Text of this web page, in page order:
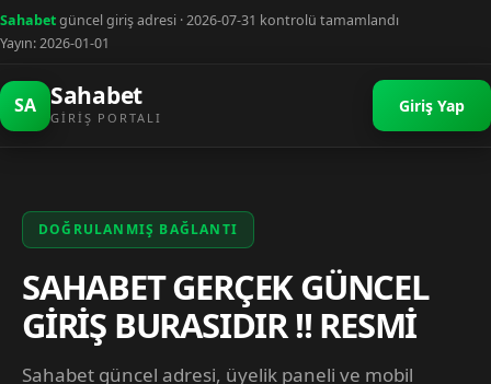
Sahabetgüncel giriş adresi · 2026-07-31 kontrolü tamamlandı
Yayın: 2026-01-01
SA Sahabet
GIRIŞ PORTALI
Giriş Yap
DOĞRULANMIŞ BAĞLANTI
SAHABET GERÇEK GÜNCEL
GİRİŞ BURASIDIR !! RESMİ
Sahabet güncel adresi, üyelik paneli ve mobil